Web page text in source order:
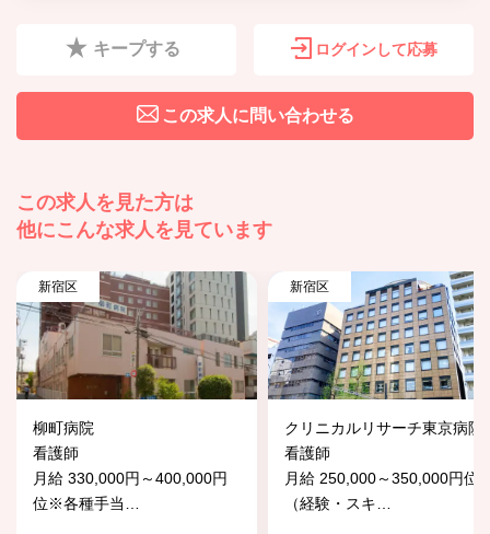
キープする ログインして応募
この求人に問い合わせる
この求人を見た方は
他にこんな求人を見ています
新宿区
柳町病院
看護師
月給 330,000円～400,000円
位※各種手当
新宿区
クリニカルリサーチ東京病院
看護師
月給 250,000～350,000円位
（経験・スキ